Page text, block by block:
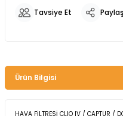
Tavsiye Et Paylaş
Ürün Bilgisi
HAVA FİLTRESİ CLIO IV / CAPTUR /